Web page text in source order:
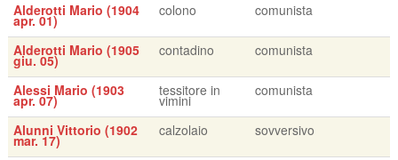
Alderotti Mario (1904
apr. 01)
colono comunista
Alderotti Mario (1905
giu. 05)
contadino comunista
Alessi Mario (1903
apr. 07)
tessitore in
vimini
comunista
Alunni Vittorio (1902
mar. 17)
calzolaio sovversivo